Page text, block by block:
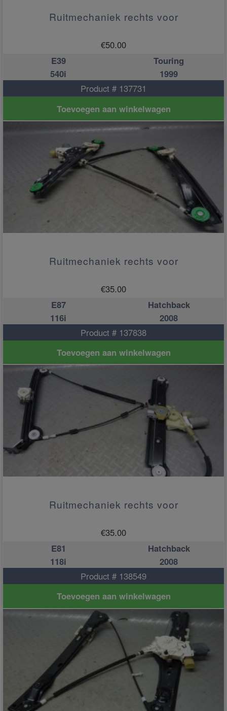
Ruitmechaniek rechts voor
€50.00
E39
Touring
540i
1999
Product # 137731
Toevoegen aan winkelwagen
Ruitmechaniek rechts voor
€35.00
E87
Hatchback
116i
2008
Product # 137838
Toevoegen aan winkelwagen
Ruitmechaniek rechts voor
€35.00
E81
Hatchback
118i
2008
Product # 138549
Toevoegen aan winkelwagen